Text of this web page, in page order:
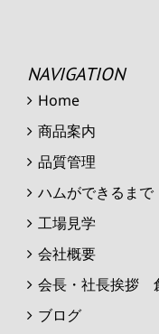
NAVIGATION
Home
商品案内
品質管理
ハムができるまで
工場見学
会社概要
会長・社長挨拶
ブログ